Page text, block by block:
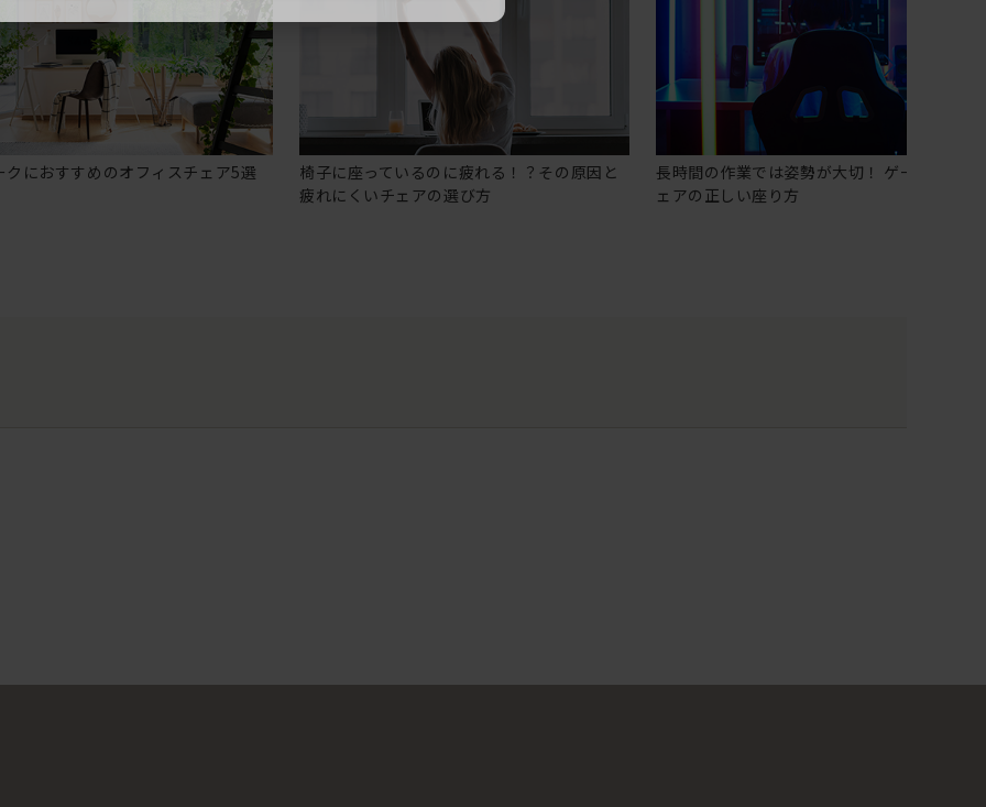
クにおすすめのオフィスチェア5選
椅子に座っているのに疲れる！？その原因と
疲れにくいチェアの選び方
長時間の作業では姿勢が大切！ ゲーミングチ
ェアの正しい座り方